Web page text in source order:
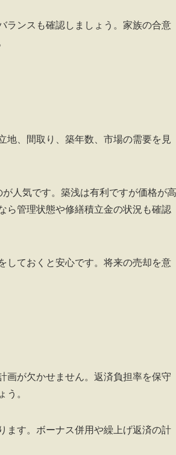
ランスも確認しましょう。家族の合意
地、間取り、築年数、市場の需要を見
人気です。築浅は有利ですが価格が高
ら管理状態や修繕積立金の状況も確認
しておくと安心です。将来の売却を意
画が欠かせません。返済負担率を保守
う。
ます。ボーナス併用や繰上げ返済の計